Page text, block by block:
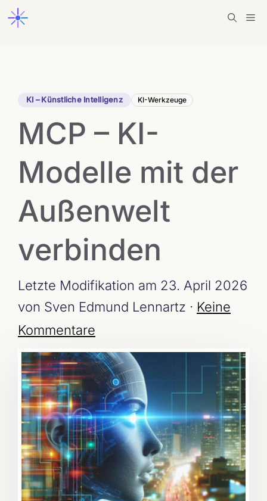
Zum
Inhalt
KI – Künstliche Intelligenz KI-Werkzeuge
MCP – KI-
Modelle mit der
Außenwelt
verbinden
Letzte Modifikation am 23. April 2026
von Sven Edmund Lennartz · Keine
Kommentare